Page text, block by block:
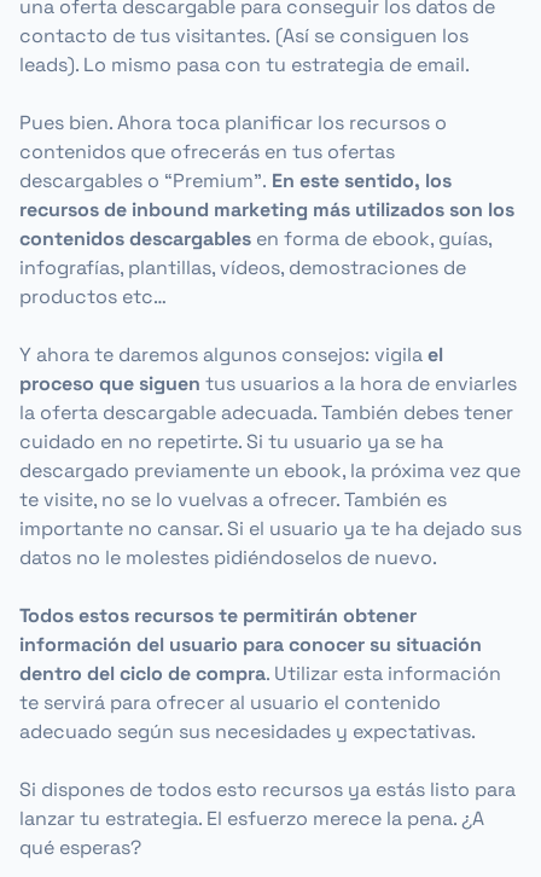
una oferta descargable para conseguir los datos de
contacto de tus visitantes. (Así se consiguen los
leads). Lo mismo pasa con tu estrategia de email.
Pues bien. Ahora toca planificar los recursos o
contenidos que ofrecerás en tus ofertas
descargables o “Premium”. En este sentido, los
recursos de inbound marketing más utilizados son los
contenidos descargables en forma de ebook, guías,
infografías, plantillas, vídeos, demostraciones de
productos etc…
Y ahora te daremos algunos consejos: vigilael
proceso que siguen tus usuarios a la hora de enviarles
la oferta descargable adecuada. También debes tener
cuidado en no repetirte. Si tu usuario ya se ha
descargado previamente un ebook, la próxima vez que
te visite, no se lo vuelvas a ofrecer. También es
importante no cansar. Si el usuario ya te ha dejado sus
datos no le molestes pidiéndoselos de nuevo.
Todos estos recursos te permitirán obtener
información del usuario para conocer su situación
dentro del ciclo de compra. Utilizar esta información
te servirá para ofrecer al usuario el contenido
adecuado según sus necesidades y expectativas.
Si dispones de todos esto recursos ya estás listo para
lanzar tu estrategia. El esfuerzo merece la pena. ¿A
qué esperas?